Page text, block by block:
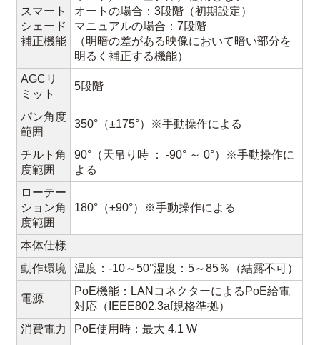
スマート
シェード
補正機能
オートの場合：3段階（初期設定）
マニュアルの場合：7段階
（明暗の差がある映像において暗い部分を
明るく補正する機能）
AGCリ
ミット
5段階
パン角度
範囲
350°（±175°）※手動操作による
チルト角
度範囲
90°（天吊り時 ： -90° ～ 0°）※手動操作に
よる
ローテー
ション角
度範囲
180°（±90°）※手動操作による
本体仕様
動作環境
温度：-10～50°湿度：5～85％（結露不可）
電源
PoE機能：LANコネクターによるPoE給電
対応（IEEE802.3af規格準拠）
消費電力
PoE使用時：最大 4.1 W